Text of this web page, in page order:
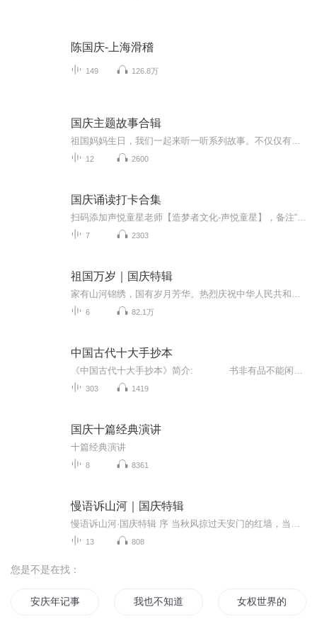
陈国庆-上海滑稽
149 126.8万
国庆主题故事合辑
12 2600
国庆诵读打卡合集
7 2303
祖国万岁｜国庆特辑
6 82.1万
中国古代十大手抄本
303 1419
国庆十篇经典演讲
十篇经典演讲
8 8361
慢语诉山河｜国庆特辑
13 808
您是不是在找：
安庆年记事 我也不知道写了什么 女权世界的文抄公